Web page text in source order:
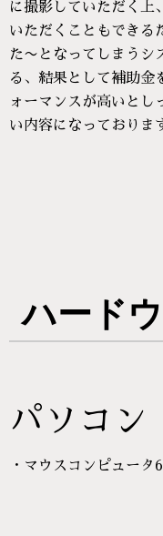
に撮影していただく上
いただくこともできる
た〜となってしまうシ
る、結果として補助金
ォーマンスが高いとし
い内容になっておりま
ハード
パソコン
・マウスコンピュータ